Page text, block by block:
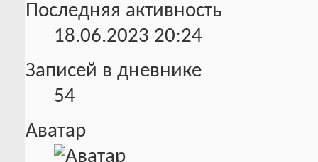
Последняя активность
18.06.2023 20:24
Записей в дневнике
54
Аватар